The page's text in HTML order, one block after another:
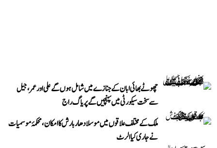
چھوٹے بھائی ابان کے جنازے میں شامل ہوں گے علی اور عمر، جیل
سے سخت سیکورٹی میں پہنچیں گے پریاگ راج
ملک کے مختلف علاقوں میں موسلادھار بارش کا امکان، محکمۂ موسمیات
نے جاری کیا الرٹ